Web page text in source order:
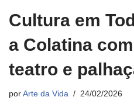
Cultura em
a Colatina
teatro e
por Arte da Vida 24/02/2026